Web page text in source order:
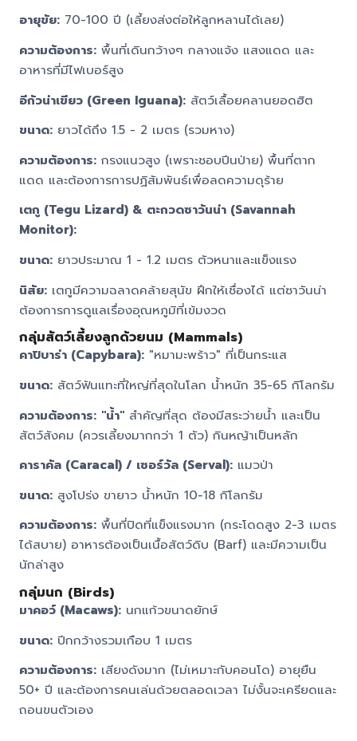
อายุขัย:70-100 ปี (เลี้ยงส่งต่อให้ลูกหลานได้เลย)
ความต้องการ:พื้นที่เดินกว้างๆ กลางแจ้ง แสงแดด และ
อาหารที่มีไฟเบอร์สูง
อีกัวน่าเขียว (Green Iguana):สัตว์เลื้อยคลานยอดฮิต
ขนาด:ยาวได้ถึง 1.5 - 2 เมตร (รวมหาง)
ความต้องการ:กรงแนวสูง (เพราะชอบปีนป่าย) พื้นที่ตาก
แดด และต้องการการปฏิสัมพันธ์เพื่อลดความดุร้าย
เตกู (Tegu Lizard) & ตะกวดซาวันน่า (Savannah
Monitor):
ขนาด:ยาวประมาณ 1 - 1.2 เมตร ตัวหนาและแข็งแรง
นิสัย:เตกูมีความฉลาดคล้ายสุนัข ฝึกให้เชื่องได้ แต่ซาวันน่า
ต้องการการดูแลเรื่องอุณหภูมิที่เข้มงวด
กลุ่มสัตว์เลี้ยงลูกด้วยนม (Mammals)
คาปิบาร่า (Capybara):"หมามะพร้าว" ที่เป็นกระแส
ขนาด:สัตว์ฟันแทะที่ใหญ่ที่สุดในโลก น้ำหนัก 35-65 กิโลกรัม
ความต้องการ: "น้ำ"สำคัญที่สุด ต้องมีสระว่ายน้ำ และเป็น
สัตว์สังคม (ควรเลี้ยงมากกว่า 1 ตัว) กินหญ้าเป็นหลัก
คาราคัล (Caracal) / เซอร์วัล (Serval):แมวป่า
ขนาด:สูงโปร่ง ขายาว น้ำหนัก 10-18 กิโลกรัม
ความต้องการ:พื้นที่ปิดที่แข็งแรงมาก (กระโดดสูง 2-3 เมตร
ได้สบาย) อาหารต้องเป็นเนื้อสัตว์ดิบ (Barf) และมีความเป็น
นักล่าสูง
กลุ่มนก (Birds)
มาคอว์ (Macaws):นกแก้วขนาดยักษ์
ขนาด:ปีกกว้างรวมเกือบ 1 เมตร
ความต้องการ:เสียงดังมาก (ไม่เหมาะกับคอนโด) อายุยืน
50+ ปี และต้องการคนเล่นด้วยตลอดเวลา ไม่งั้นจะเครียดและ
ถอนขนตัวเอง